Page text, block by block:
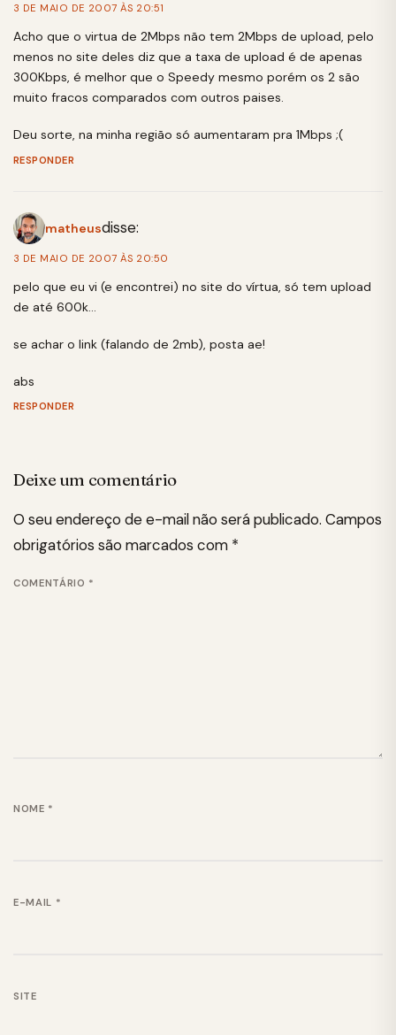
3 DE MAIO DE 2007 ÀS 20:51
Acho que o virtua de 2Mbps não tem 2Mbps de upload, pelo
menos no site deles diz que a taxa de upload é de apenas
300Kbps, é melhor que o Speedy mesmo porém os 2 são
muito fracos comparados com outros paises.
Deu sorte, na minha região só aumentaram pra 1Mbps ;(
RESPONDER
matheusdisse:
3 DE MAIO DE 2007 ÀS 20:50
pelo que eu vi (e encontrei) no site do vírtua, só tem upload
de até 600k…
se achar o link (falando de 2mb), posta ae!
abs
RESPONDER
Deixe um comentário
O seu endereço de e-mail não será publicado. Campos
obrigatórios são marcados com *
COMENTÁRIO *
NOME *
E-MAIL *
SITE